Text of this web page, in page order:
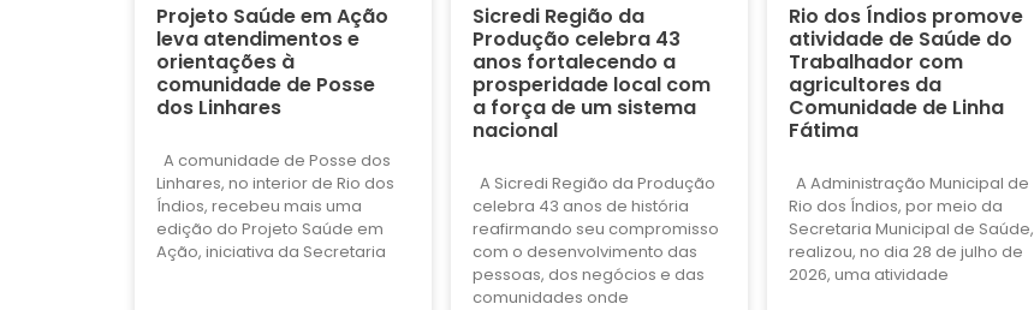
Projeto Saúde em Ação
leva atendimentos e
orientações à
comunidade de Posse
dos Linhares
A comunidade de Posse dos
Linhares, no interior de Rio dos
Índios, recebeu mais uma
edição do Projeto Saúde em
Ação, iniciativa da Secretaria
Sicredi Região da
Produção celebra 43
anos fortalecendo a
prosperidade local com
a força de um sistema
nacional
A Sicredi Região da Produção
celebra 43 anos de história
reafirmando seu compromisso
com o desenvolvimento das
pessoas, dos negócios e das
comunidades onde
Rio dos Índios promove
atividade de Saúde do
Trabalhador com
agricultores da
Comunidade de Linha
Fátima
A Administração Municipal de
Rio dos Índios, por meio da
Secretaria Municipal de Saúde,
realizou, no dia 28 de julho de
2026, uma atividade